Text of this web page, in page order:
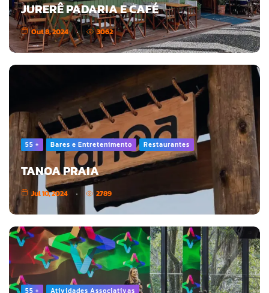
JURERÊ PADARIA E CAFÉ
Out 8, 2024 3062
55 + Bares e Entretenimento Restaurantes
TANOA PRAIA
Jul 10, 2024 2789
55 + Atividades Associativas